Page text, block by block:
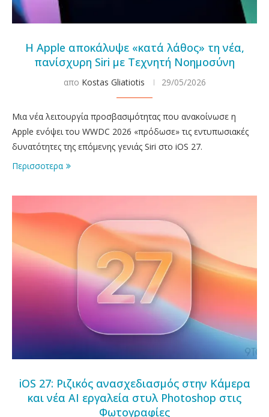
Η Apple αποκάλυψε «κατά λάθος» τη νέα,
πανίσχυρη Siri με Τεχνητή Νοημοσύνη
απο Kostas Gliatiotis 29/05/2026
Μια νέα λειτουργία προσβασιμότητας που ανακοίνωσε η
Apple ενόψει του WWDC 2026 «πρόδωσε» τις εντυπωσιακές
δυνατότητες της επόμενης γενιάς Siri στο iOS 27.
Περισσοτερα
iOS 27: Ριζικός ανασχεδιασμός στην Κάμερα
και νέα AI εργαλεία στυλ Photoshop στις
Φωτογραφίες